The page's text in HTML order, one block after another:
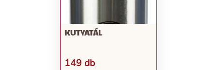
KUTYATÁL
149 db